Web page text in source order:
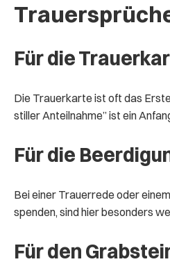
Für die
Die Trauerkarte ist oft das
stiller Anteilnahme” ist ein
Für die
Bei einer Trauerrede oder
spenden, sind hier besonders
Für den